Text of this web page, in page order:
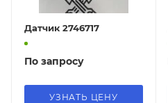
Датчик 2746717
По запросу
УЗНАТЬ ЦЕНУ